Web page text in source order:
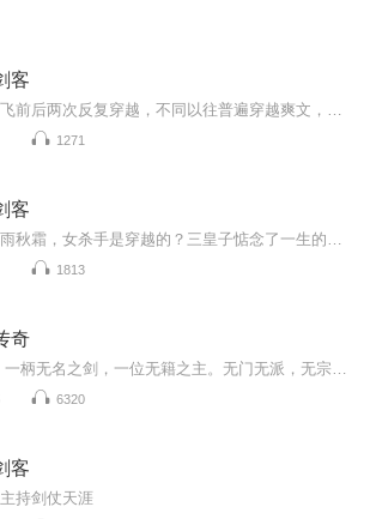
客
1271
客
1813
奇
6320
客
持剑仗天涯